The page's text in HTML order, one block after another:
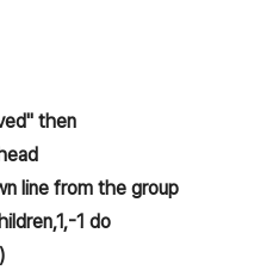
then
from the group
1 do